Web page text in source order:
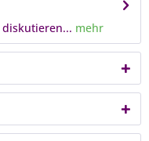
mehr